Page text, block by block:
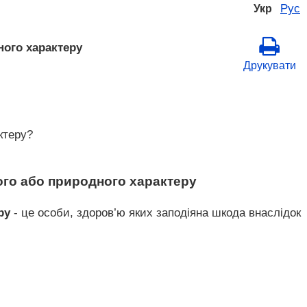
Укр Рус
характеру
Друкувати
або природного характеру
- це особи, здоров’ю яких заподіяна шкода внаслідок